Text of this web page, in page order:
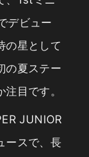
デビュー
の星として
の夏ステー
目です。
JUNIOR
ースで、長